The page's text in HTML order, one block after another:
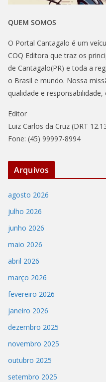
QUEM SOMOS
O Portal Cantagalo é um
COQ Editora que traz os
de Cantagalo(PR) e toda a
o Brasil e mundo. Nossa
qualidade e
Editor
Luiz Carlos da Cruz (DRT
Fone: (45) 99997-8994
Arquivos
agosto 2026
julho 2026
junho 2026
maio 2026
abril 2026
março 2026
fevereiro 2026
janeiro 2026
dezembro 2025
novembro 2025
outubro 2025
setembro 2025